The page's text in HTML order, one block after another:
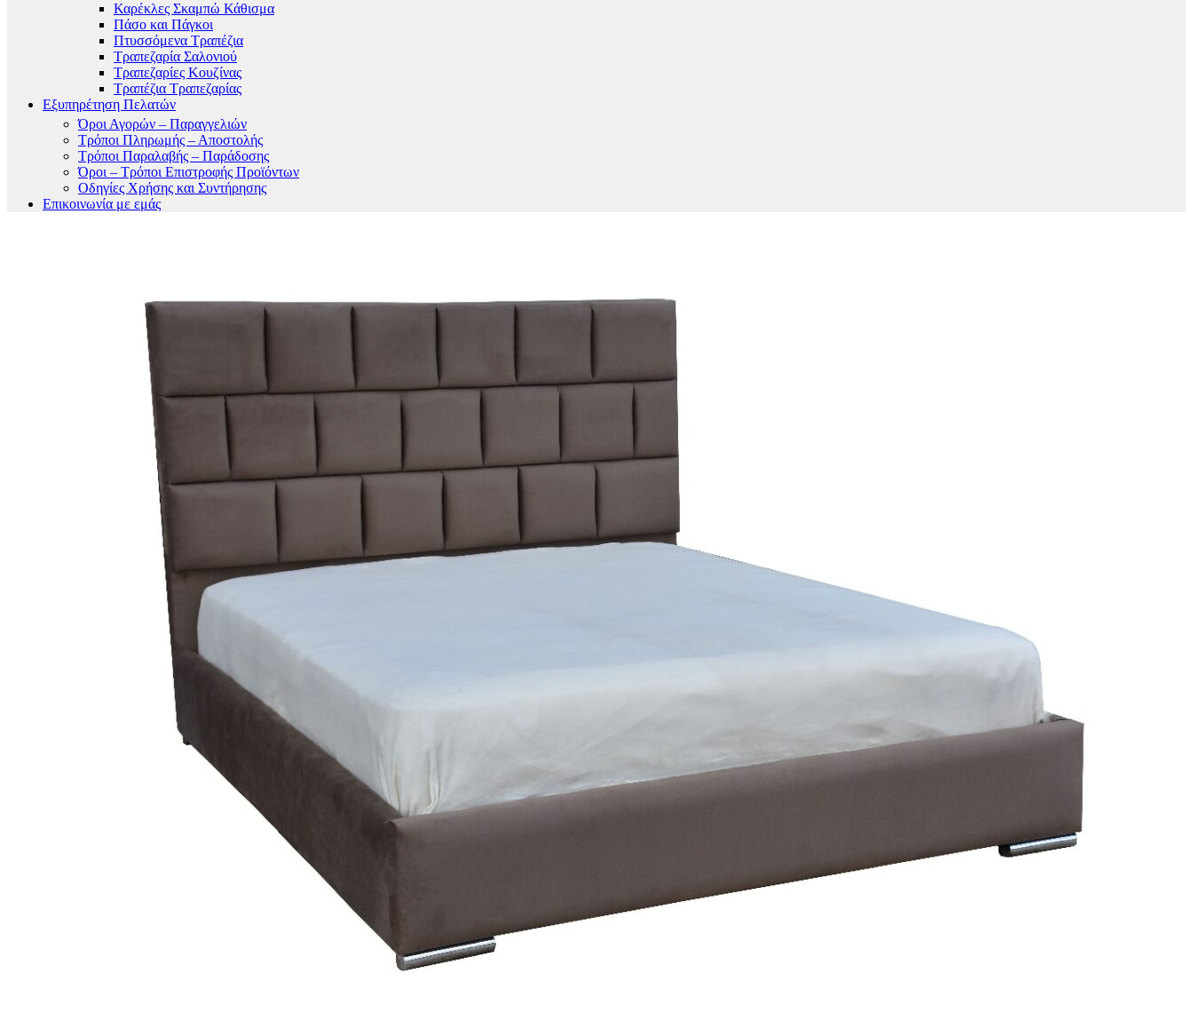
Καρέκλες Σκαμπώ Κάθισμα
Πάσο και Πάγκοι
Πτυσσόμενα Τραπέζια
Τραπεζαρία Σαλονιού
Τραπεζαρίες Κουζίνας
Τραπέζια Τραπεζαρίας
Εξυπηρέτηση Πελατών
Όροι Αγορών – Παραγγελιών
Τρόποι Πληρωμής – Αποστολής
Τρόποι Παραλαβής – Παράδοσης
Όροι – Τρόποι Επιστροφής Προϊόντων
Οδηγίες Χρήσης και Συντήρησης
Επικοινωνία με εμάς